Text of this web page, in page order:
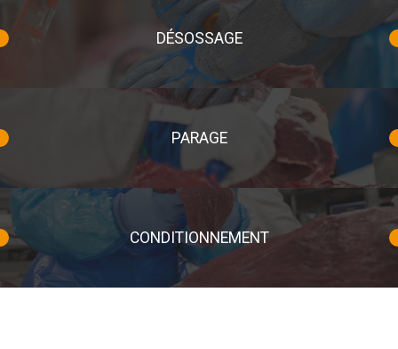
DÉSOSSAGE
PARAGE
CONDITIONNEMENT